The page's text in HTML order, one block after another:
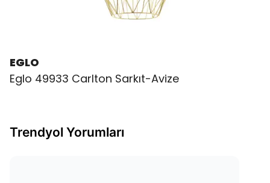
EGLO
Eglo 49933 Carlton Sarkıt-Avize
Trendyol Yorumları